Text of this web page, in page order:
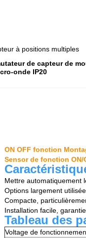
à positions multiples
de capteur de
onde IP20
ON OFF fonction
Sensor de fonction
Mettre automatiquement
Options largement
Compacte,
Installation facile,
Tableau des
Voltage de